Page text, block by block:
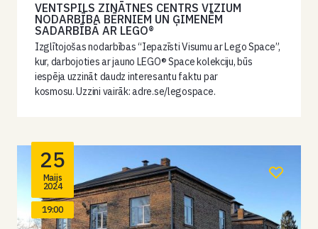
VENTSPILS ZINĀTNES CENTRS VIZIUM
NODARBĪBA BĒRNIEM UN ĢIMENĒM
SADARBĪBĀ AR LEGO®
Izglītojošas nodarbības “Iepazīsti Visumu ar Lego Space”,
kur, darbojoties ar jauno LEGO® Space kolekciju, būs
iespēja uzzināt daudz interesantu faktu par
kosmosu. Uzzini vairāk: adre.se/legospace.
25
Maijs
2024
19:00